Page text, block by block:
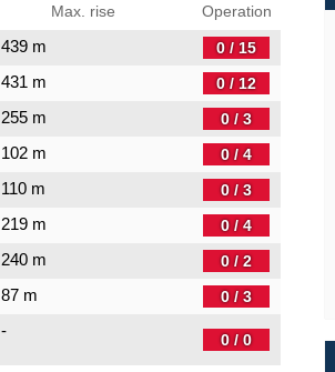
Max. rise Operation
439 m 0 / 15
431 m 0 / 12
255 m 0 / 3
102 m 0 / 4
110 m 0 / 3
219 m 0 / 4
240 m 0 / 2
87 m 0 / 3
- 0 / 0